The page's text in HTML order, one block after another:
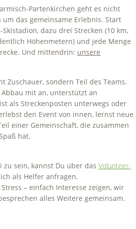
Partenkirchen geht es nicht
das gemeinsame Erlebnis. Start
dazu drei Strecken (10 km,
Höhenmetern) und jede Menge
Und mittendrin: unsere
Zuschauer, sondern Teil des Teams.
mit an, unterstützt an
als Streckenposten unterwegs oder
den Event von innen, lernst neue
einer Gemeinschaft, die zusammen
hat.
zu sein, kannst Du über das Volunteer-
als Helfer anfragen.
– einfach Interesse zeigen, wir
alles Weitere gemeinsam.